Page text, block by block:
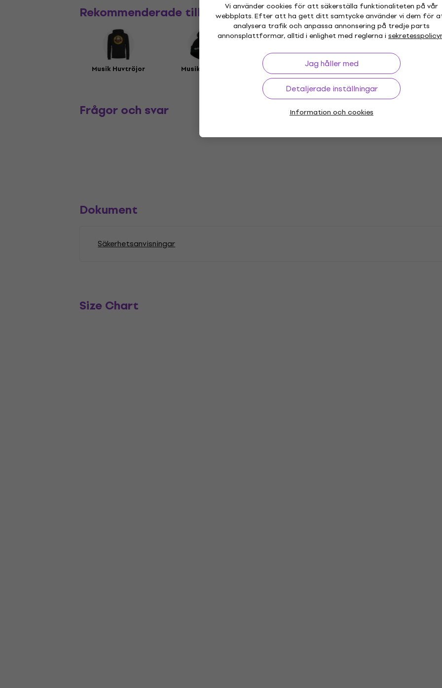
Vi använder cookies för att säkerställa funktionaliteten på vår
webbplats. Efter att ha gett ditt samtycke använder vi dem för
analysera trafik och anpassa annonsering på tredje parts
annonsplattformar, alltid i enlighet med reglerna i
Jag håller med
Detaljerade inställningar
Information och cookies
Rekommenderade tillbehör
Musik Huvtröjor Musikmössor Vinyl LP-skivor Musikkepsar
Frågor och svar
Dokument
Säkerhetsanvisningar
Size Chart